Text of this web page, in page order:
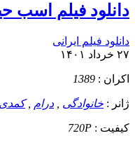
دانلود فیلم اسب
دانلود فیلم ایرانی
۲۷ خرداد ۱۴۰۱
اکران : 1389
ژانر : خانوادگی درام ,کمدی
کيفيت : 720P